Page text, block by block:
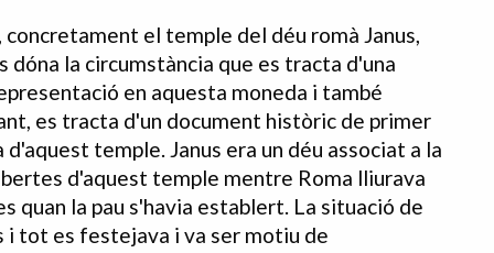
el temple del déu romà Janus,
la circumstància que es tracta d'una
en aquesta moneda i també
es tracta d'un document històric de primer
temple. Janus era un déu associat a la
d'aquest temple mentre Roma lliurava
quan la pau s'havia establert. La situació de
i tot es festejava i va ser motiu de